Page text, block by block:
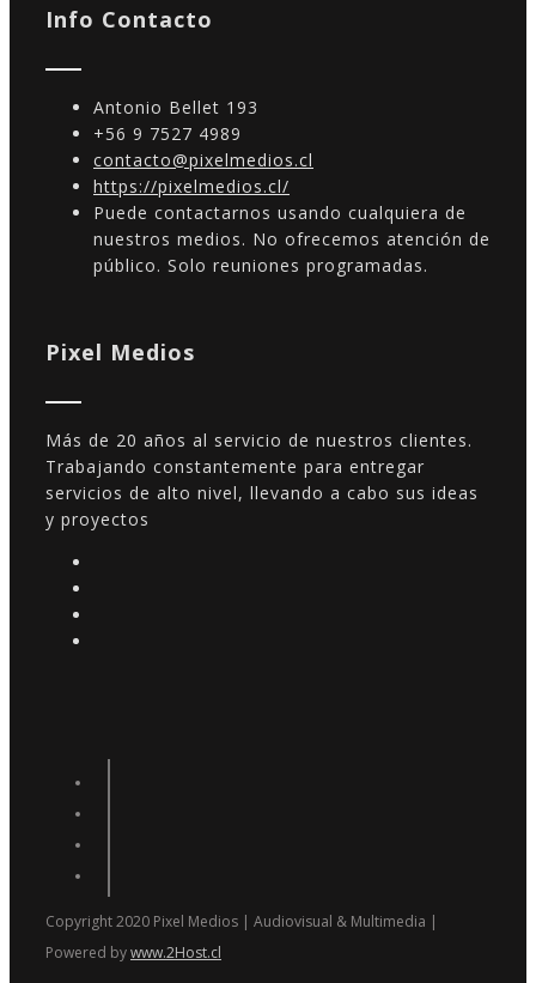
Info Contacto
Antonio Bellet 193
+56 9 7527 4989
contacto@pixelmedios.cl
https://pixelmedios.cl/
Puede contactarnos usando cualquiera de
nuestros medios. No ofrecemos atención de
público. Solo reuniones programadas.
Pixel Medios
Más de 20 años al servicio de nuestros clientes.
Trabajando constantemente para entregar
servicios de alto nivel, llevando a cabo sus ideas
y proyectos
Copyright 2020 Pixel Medios | Audiovisual & Multimedia |
Powered bywww.2Host.cl